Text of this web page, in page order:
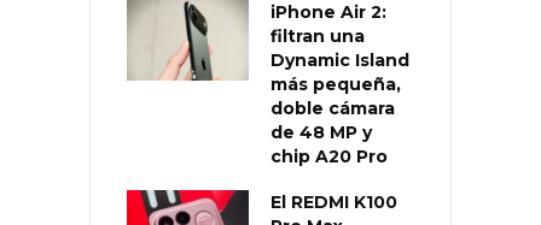
iPhone Air 2:
filtran una
Dynamic Island
más pequeña,
doble cámara
de 48 MP y
chip A20 Pro
El REDMI K100